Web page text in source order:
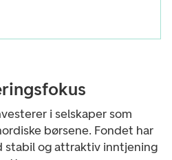
i selskaper som
børsene. Fondet har
stabil og attraktiv inntjening